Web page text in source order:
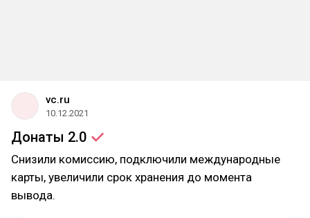
vc.ru
10.12.2021
Донаты 2.0
Снизили комиссию, подключили международные
карты, увеличили срок хранения до момента
вывода.